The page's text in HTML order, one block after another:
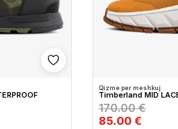
Shto në wishlist
Qizme per meshkuj
Timberland MID
170.00 €
85.00 €